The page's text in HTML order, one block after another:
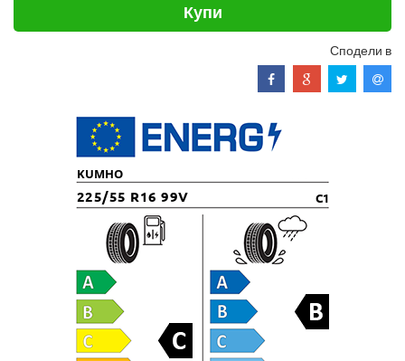
Купи
Сподели в
KUMHO
225/55 R16 99V C1